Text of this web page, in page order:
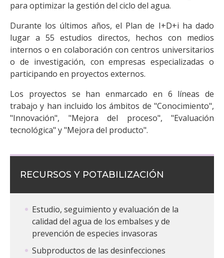
para optimizar la gestión del ciclo del agua.
Durante los últimos años, el Plan de I+D+i ha dado
lugar a 55 estudios directos, hechos con medios
internos o en colaboración con centros universitarios
o de investigación, con empresas especializadas o
participando en proyectos externos.
Los proyectos se han enmarcado en 6 líneas de
trabajo y han incluido los ámbitos de "Conocimiento",
"Innovación", "Mejora del proceso", "Evaluación
tecnológica" y "Mejora del producto".
RECURSOS Y POTABILIZACIÓN
Estudio, seguimiento y evaluación de la
calidad del agua de los embalses y de
prevención de especies invasoras
Subproductos de las desinfecciones